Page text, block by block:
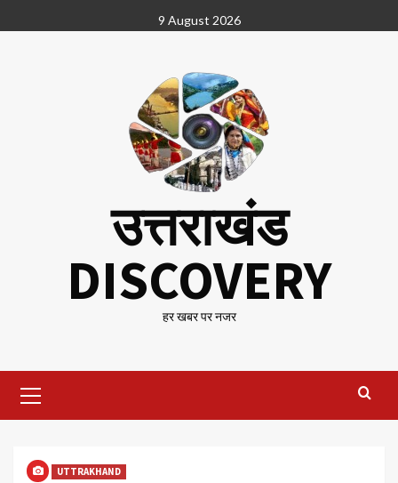
to
9 August 2026
उत्तराखंड
DISCOVERY
हर खबर पर नजर
Menu
UTTRAKHAND